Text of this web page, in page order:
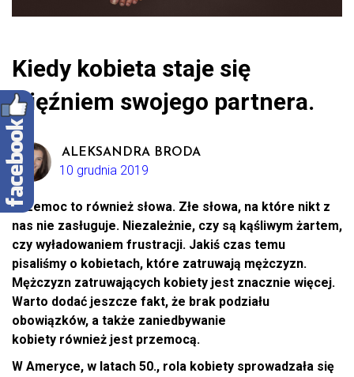
Kiedy kobieta staje się
więźniem swojego partnera.
ALEKSANDRA BRODA
10 grudnia 2019
Przemoc to również słowa. Złe słowa, na które nikt z
nas nie zasługuje. Niezależnie, czy są kąśliwym żartem,
czy wyładowaniem frustracji. Jakiś czas temu
pisaliśmy o kobietach, które zatruwają mężczyzn.
Mężczyzn zatruwających kobiety jest znacznie więcej.
Warto dodać jeszcze fakt, że brak podziału
obowiązków, a także zaniedbywanie
kobiety również jest przemocą.
W Ameryce, w latach 50., rola kobiety sprowadzała się